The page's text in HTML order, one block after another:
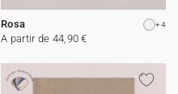
Rosa +4
A partir de 44,90 €